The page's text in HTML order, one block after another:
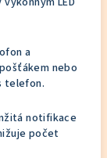
a
nebo
telefon.
notifikace
počet